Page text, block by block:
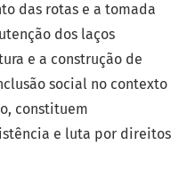
das rotas e a tomada
dos laços
e a construção de
social no contexto
constituem
e luta por direitos